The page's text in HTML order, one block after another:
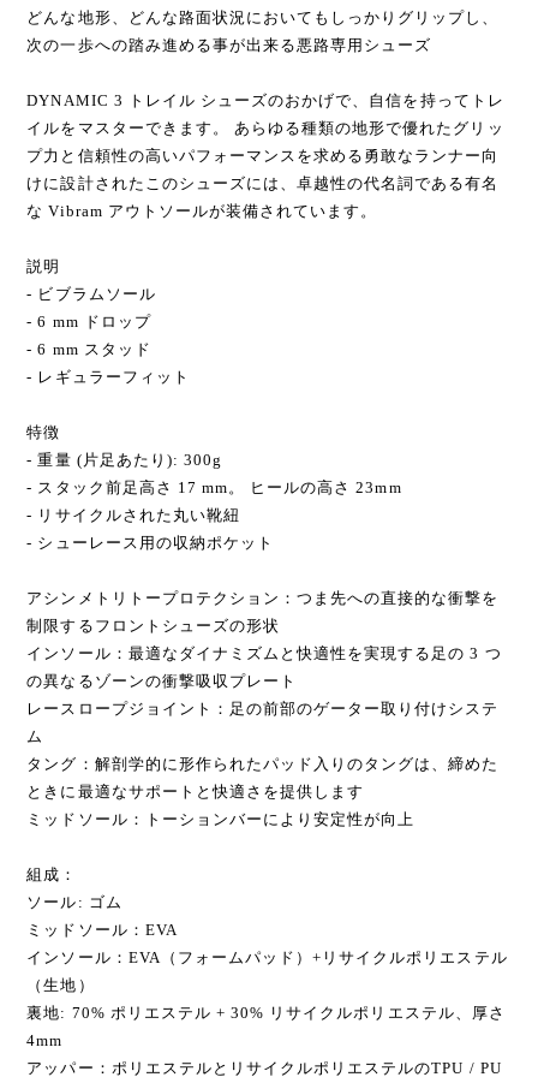
どんな地形、どんな路面状況においてもしっかりグリップし、
次の一歩への踏み進める事が出来る悪路専用シューズ
DYNAMIC 3 トレイル シューズのおかげで、自信を持ってトレ
イルをマスターできます。 あらゆる種類の地形で優れたグリッ
プ力と信頼性の高いパフォーマンスを求める勇敢なランナー向
けに設計されたこのシューズには、卓越性の代名詞である有名
な Vibram アウトソールが装備されています。
説明
- ビブラムソール
- 6 mm ドロップ
- 6 mm スタッド
- レギュラーフィット
特徴
- 重量 (片足あたり): 300g
- スタック前足高さ 17 mm。 ヒールの高さ 23mm
- リサイクルされた丸い靴紐
- シューレース用の収納ポケット
アシンメトリトープロテクション：つま先への直接的な衝撃を
制限するフロントシューズの形状
インソール：最適なダイナミズムと快適性を実現する足の 3 つ
の異なるゾーンの衝撃吸収プレート
レースロープジョイント：足の前部のゲーター取り付けシステ
ム
タング：解剖学的に形作られたパッド入りのタングは、締めた
ときに最適なサポートと快適さを提供します
ミッドソール：トーションバーにより安定性が向上
組成：
ソール: ゴム
ミッドソール：EVA
インソール：EVA（フォームパッド）+リサイクルポリエステル
（生地）
裏地: 70% ポリエステル + 30% リサイクルポリエステル、厚さ
4mm
アッパー：ポリエステルとリサイクルポリエステルのTPU / PU